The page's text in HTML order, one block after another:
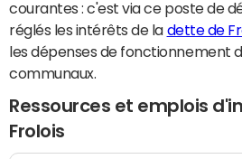
courantes : c'est via ce poste de
réglés les intérêts de la dette de
les dépenses de fonctionnement
communaux.
Ressources et emplois
Frolois